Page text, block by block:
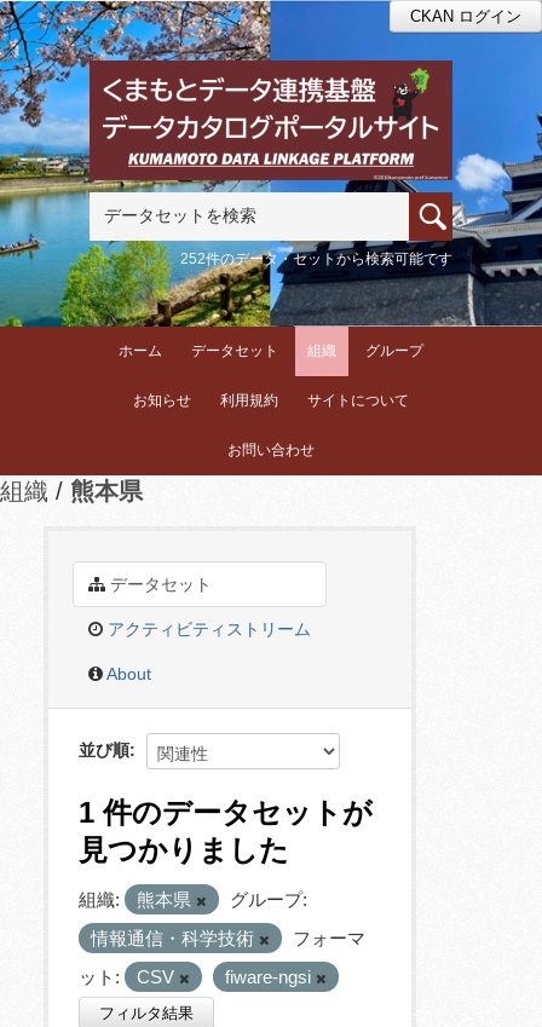
CKAN ログイン
252件のデータ・セットから検索可能です
ホーム データセット 組織 グループ
お知らせ 利用規約 サイトについて
お問い合わせ
組織 熊本県
データセット
アクティビティストリーム
About
並び順
1 件のデータセットが
見つかりました
組織: 熊本県
グループ:
情報通信・科学技術
フォーマ
ット:
CSV fiware-ngsi
フィルタ結果